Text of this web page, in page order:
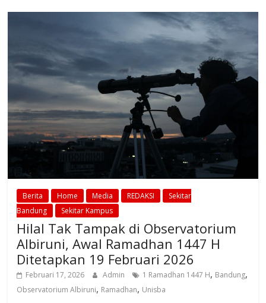
Berita Home Media REDAKSI
Sekitar
Bandung
Sekitar Kampus
Hilal Tak Tampak di Observatorium
Albiruni, Awal Ramadhan 1447 H
Ditetapkan 19 Februari 2026
Februari 17, 2026 Admin 1 Ramadhan 1447 H, Bandung,
Observatorium Albiruni, Ramadhan, Unisba